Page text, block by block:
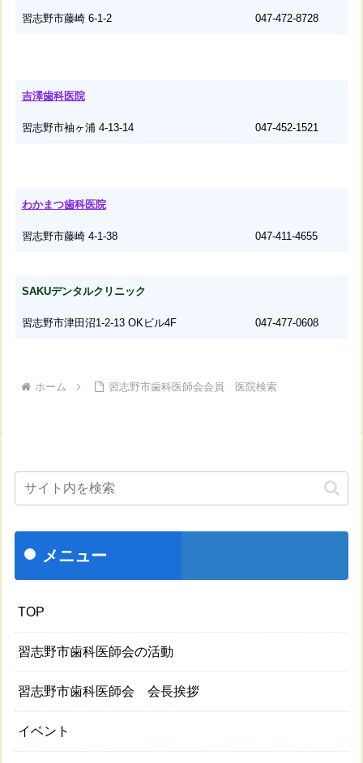
習志野市藤崎 6-1-2 047-472-8728
吉澤歯科医院
習志野市袖ヶ浦 4-13-14 047-452-1521
わかまつ歯科医院
習志野市藤崎 4-1-38 047-411-4655
SAKUデンタルクリニック
習志野市津田沼1-2-13 OKビル4F 047-477-0608
ホーム 習志野市歯科医師会会員 医院検索
メニュー
TOP
習志野市歯科医師会の活動
習志野市歯科医師会 会長挨拶
イベント